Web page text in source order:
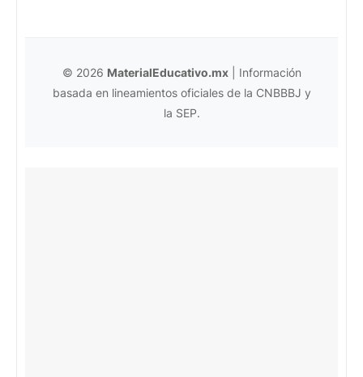
© 2026 MaterialEducativo.mx| Información
basada en lineamientos oficiales de la CNBBBJ y
la SEP.